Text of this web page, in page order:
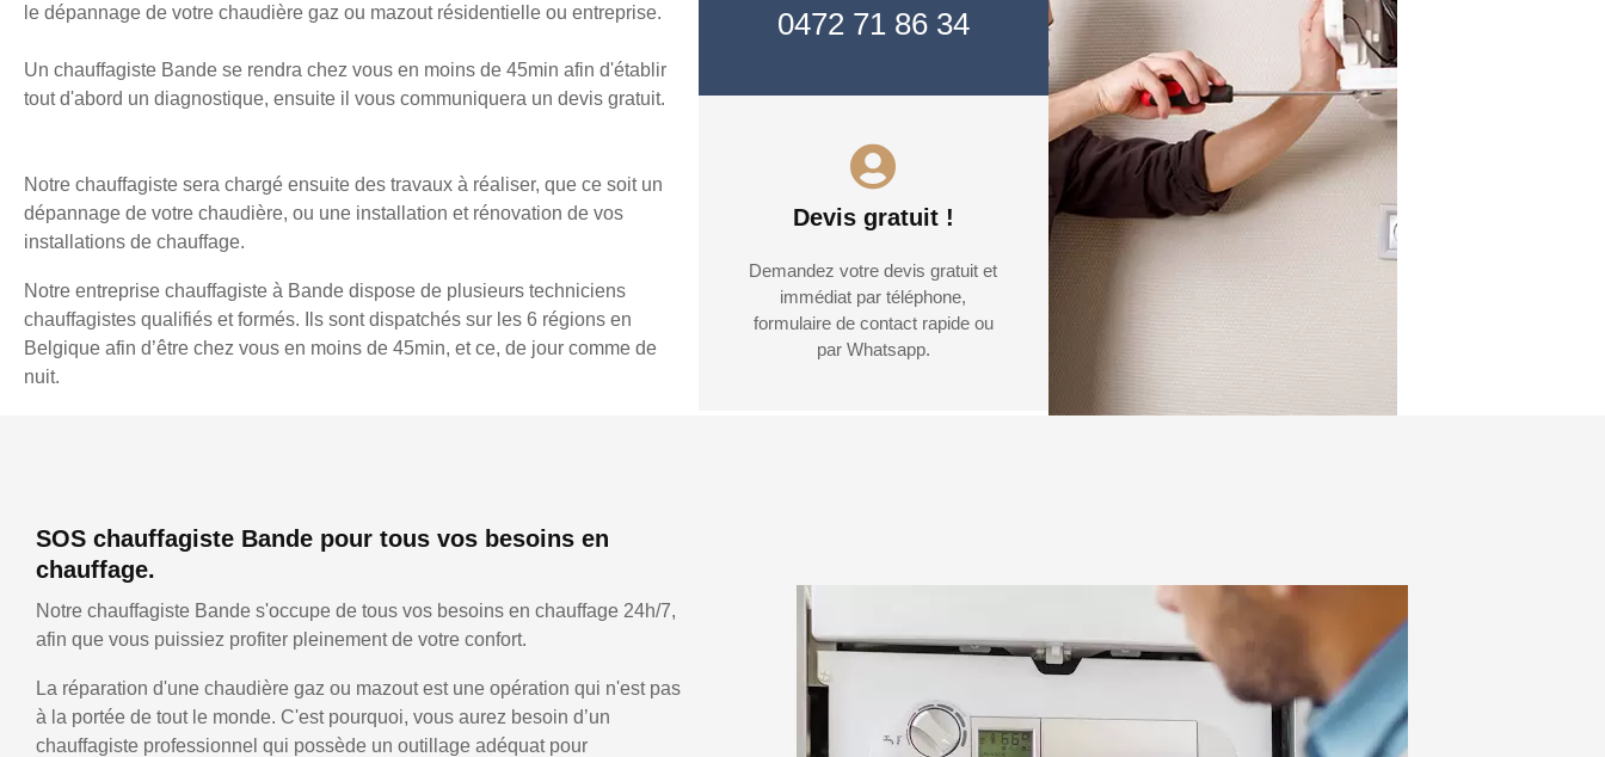
le dépannage de votre chaudière gaz ou mazout résidentielle ou entreprise.
Un chauffagiste Bande se rendra chez vous en moins de 45min afin d'établir
tout d'abord un diagnostique, ensuite il vous communiquera un devis gratuit.
Notre chauffagiste sera chargé ensuite des travaux à réaliser, que ce soit un
dépannage de votre chaudière, ou une installation et rénovation de vos
installations de chauffage.
Notre entreprise chauffagiste à Bande dispose de plusieurs techniciens
chauffagistes qualifiés et formés. Ils sont dispatchés sur les 6 régions en
Belgique afin d’être chez vous en moins de 45min, et ce, de jour comme de
nuit.
0472 71 86 34
Devis gratuit !
Demandez votre devis gratuit et
immédiat par téléphone,
formulaire de contact rapide ou
par Whatsapp.
SOS chauffagiste Bande pour tous vos besoins en
chauffage.
Notre chauffagiste Bande s'occupe de tous vos besoins en chauffage 24h/7,
afin que vous puissiez profiter pleinement de votre confort.
La réparation d'une chaudière gaz ou mazout est une opération qui n'est pas
à la portée de tout le monde. C'est pourquoi, vous aurez besoin d’un
chauffagiste professionnel qui possède un outillage adéquat pour